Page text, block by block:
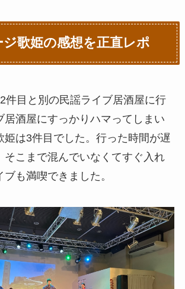
歌姫の感想を正直レポ
件目と別の民謡ライブ居酒屋に行
居酒屋にすっかりハマってしまい
姫は3件目でした。行った時間が遅
そこまで混んでいなくてすぐ入れ
ブも満喫できました。